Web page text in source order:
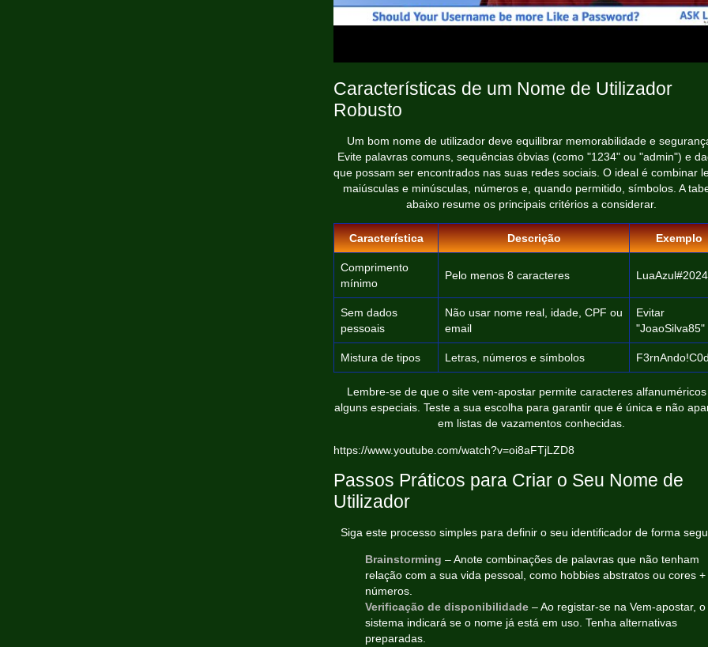
Características de um Nome de Utilizador
Robusto
Um bom nome de utilizador deve equilibrar memorabilidade e
Evite palavras comuns, sequências óbvias (como "1234" ou "admin") e
que possam ser encontrados nas suas redes sociais. O ideal é combinar
maiúsculas e minúsculas, números e, quando permitido, símbolos. A
abaixo resume os principais critérios a considerar.
Característica Descrição Exemplo
Comprimento
mínimo
Pelo menos 8 caracteres LuaAzul#2024
Sem dados
pessoais
Não usar nome real, idade, CPF ou
email
Evitar
"JoaoSilva85"
Mistura de tipos Letras, números e símbolos
Lembre‑se de que o site vem‑apostar permite caracteres
alguns especiais. Teste a sua escolha para garantir que é única e não
em listas de vazamentos conhecidas.
https://www.youtube.com/watch?v=oi8aFTjLZD8
Passos Práticos para Criar o Seu Nome de
Utilizador
Siga este processo simples para definir o seu identificador de forma
Brainstorming – Anote combinações de palavras que não tenham
relação com a sua vida pessoal, como hobbies abstratos ou cores +
números.
Verificação de disponibilidade – Ao registar‑se na Vem‑apostar, o
sistema indicará se o nome já está em uso. Tenha alternativas
preparadas.